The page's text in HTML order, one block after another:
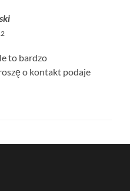
to bardzo
o kontakt podaje